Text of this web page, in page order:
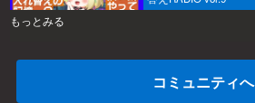
もっとみる
コミュニティへ